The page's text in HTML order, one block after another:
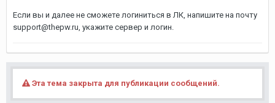
Если вы и далее не сможете логиниться в ЛК, напишите на почту
support@thepw.ru, укажите сервер и логин.
Эта тема закрыта для публикации сообщений.